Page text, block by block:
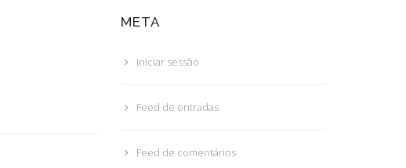
META
Iniciar sessão
Feed de entradas
Feed de comentários